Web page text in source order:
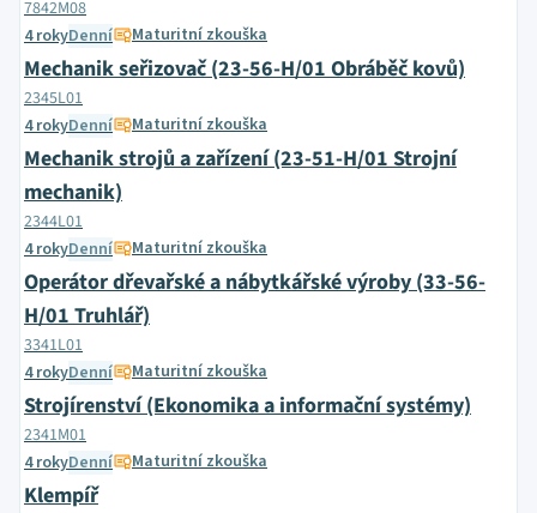
7842M08
4 rokyDenní Maturitní zkouška
Mechanik seřizovač (23-56-H/01 Obráběč kovů)
2345L01
4 rokyDenní Maturitní zkouška
Mechanik strojů a zařízení (23-51-H/01 Strojní
mechanik)
2344L01
4 rokyDenní Maturitní zkouška
Operátor dřevařské a nábytkářské výroby (33-56-
H/01 Truhlář)
3341L01
4 rokyDenní Maturitní zkouška
Strojírenství (Ekonomika a informační systémy)
2341M01
4 rokyDenní Maturitní zkouška
Klempíř